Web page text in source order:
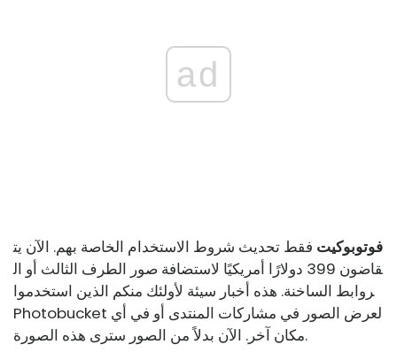
ad
فوتوبوكيت فقط تحديث شروط الاستخدام الخاصة بهم. الآن يت
قاضون 399 دولارًا أمريكيًا لاستضافة صور الطرف الثالث أو ال
روابط الساخنة. هذه أخبار سيئة لأولئك منكم الذين استخدموا
Photobucket لعرض الصور في مشاركات المنتدى أو في أي
مكان آخر. الآن بدلاً من الصور سترى هذه الصورة.